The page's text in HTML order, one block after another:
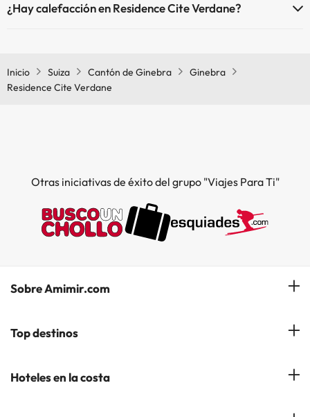
¿Hay calefacción en Residence Cite Verdane?
Inicio Suiza Cantón de Ginebra
Ginebra
Residence Cite Verdane
Otras iniciativas de éxito del grupo "Viajes Para Ti"
Sobre Amimir.com
¿Quiénes somos?
Gestionar mi reserva
Top destinos
Hoteles en Salou
Hoteles en la costa